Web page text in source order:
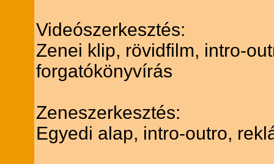
Videószerkesztés:
Zenei klip, rövidfilm, intro-
forgatókönyvírás
Zeneszerkesztés:
Egyedi alap, intro-outro,